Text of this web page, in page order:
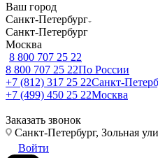
Ваш город
Санкт-Петербург
Санкт-Петербург
Москва
8 800 707 25 22
8 800 707 25 22По России
+7 (812) 317 25 22Санкт-
+7 (499) 450 25 22Москва
Заказать звонок
Санкт-Петербург, Зольная
Войти